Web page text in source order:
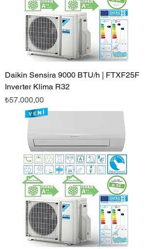
Daikin Sensira 9000 BTU/h | FTXF25F
Inverter Klima R32
Fiyat
₺57.000,00